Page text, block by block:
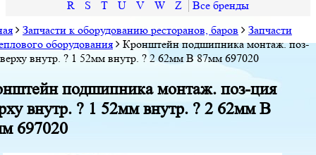
R
S T U V W
Z
Запчасти к оборудованию ресторанов, баров
Запчасти
оборудования
Кронштейн подшипника монтаж. поз-
внутр. ? 1 52мм внутр. ? 2 62мм В 87мм 697020
подшипника монтаж. поз-ция
внутр. ? 1 52мм внутр. ? 2 62мм В
697020